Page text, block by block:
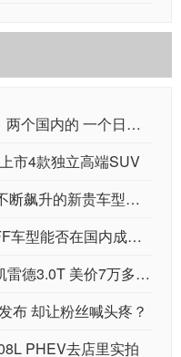
以SUV为车 重点关注3款SUV！两个国内的 一个日本的
市4款独立高端SUV
销量发布在开业第一个月 那些不断飙升的新贵车型值得购买吗
洞察| 2023年 产能不足40万的FF车型能否在国内成功量产 还有变数
凯迪拉克全尺寸SUV想进中国凯雷德3.0T 美价7万多美元
布 却让粉丝喊头疼？
PHEV去店里实拍